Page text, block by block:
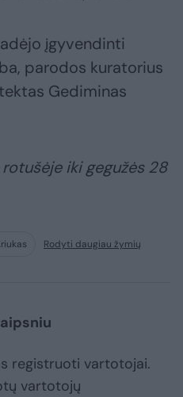
įgyvendinti
parodos kuratorius
Gediminas
iki gegužės 28
Rodyti daugiau žymių
registruoti vartotojai.
vartotojų